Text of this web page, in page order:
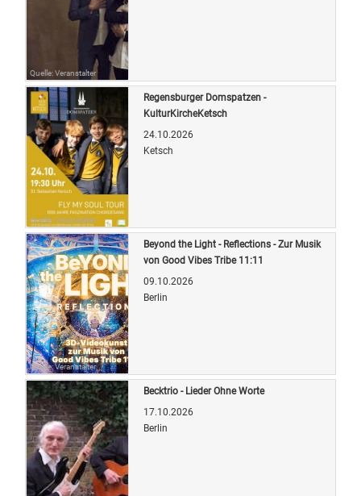
Quelle: Veranstalter
Quelle: Veranstalter
Regensburger Domspatzen -
KulturKircheKetsch
24.10.2026
Ketsch
Quelle: Veranstalter
Beyond the Light - Reflections - Zur Musik
von Good Vibes Tribe 11:11
09.10.2026
Berlin
Becktrio - Lieder Ohne Worte
17.10.2026
Berlin